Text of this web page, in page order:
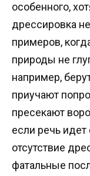
особенного,
дрессировка
примеров,
природы не
например,
приучают
пресекают
если речь
отсутствие
фатальные